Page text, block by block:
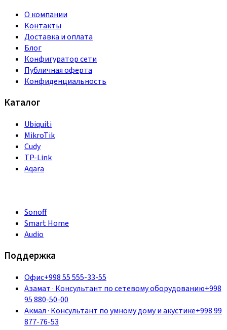
О компании
Контакты
Доставка и оплата
Блог
Конфигуратор сети
Публичная оферта
Конфиденциальность
Каталог
Ubiquiti
MikroTik
Cudy
TP-Link
Aqara
Sonoff
Smart Home
Audio
Поддержка
Офис+998 55 555-33-55
Азамат· Консультант по сетевому оборудованию+998
95 880-50-00
Акмал· Консультант по умному дому и акустике+998 99
877-76-53